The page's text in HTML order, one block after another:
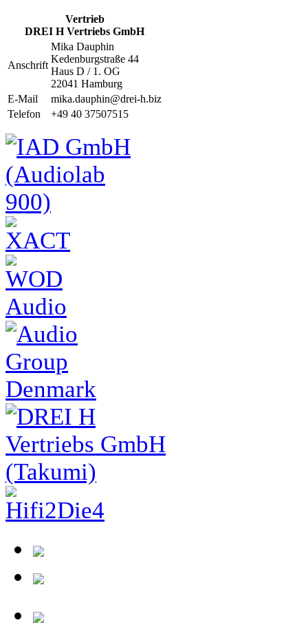
Vertrieb
DREI H Vertriebs GmbH
Anschrift
Mika Dauphin
Kedenburgstraße 44
Haus D / 1. OG
22041 Hamburg
E-Mail
mika.dauphin@drei-h.biz
Telefon
+49 40 37507515